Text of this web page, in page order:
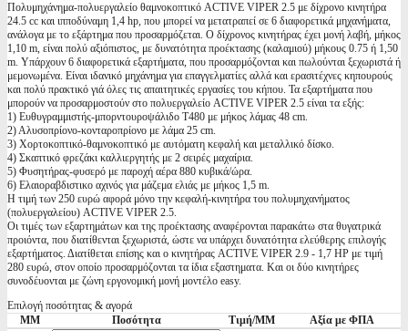
Πολυμηχάνημα-πολυεργαλείο θαμνοκοπτικό ACTIVE VIPER 2.5 με δίχρονο κινητήρα
24.5 cc και ιπποδύναμη 1,4 hp, που μπορεί να μετατραπεί σε 6 διαφορετικά μηχανήματα,
ανάλογα με το εξάρτημα που προσαρμόζεται. Ο δίχρονος κινητήρας έχει μονή λαβή, μήκος
1,10 m, είναι πολύ αξιόπιστος, με δυνατότητα προέκτασης (καλαμιού) μήκους 0.75 ή 1,50
m. Υπάρχουν 6 διαφορετικά εξαρτήματα, που προσαρμόζονται και πωλούνται ξεχωριστά ή
μεμονωμένα. Είναι ιδανικό μηχάνημα για επαγγελματίες αλλά και ερασιτέχνες κηπουρούς
και πολύ πρακτικό γιά όλες τις απαιτητικές εργασίες του κήπου. Τα εξαρτήματα που
μπορούν να προσαρμοστούν στο πολυεργαλείο ACTIVE VIPER 2.5 είναι τα εξής:
1) Eυθυγραμμιστής-μπορντουροψάλιδο T480 με μήκος λάμας 48 cm.
2) Αλυσοπρίονο-κονταροπρίονο με λάμα 25 cm.
3) Χορτοκοπτικό-θαμνοκοπτικό με αυτόματη κεφαλή και μεταλλικό δίσκο.
4) Σκαπτικό φρεζάκι καλλιεργητής με 2 σειρές μαχαίρια.
5) Φυσητήρας-φυσερό με παροχή αέρα 880 κυβικά/ώρα.
6) Ελαιοραβδιστικο αχινός για μάζεμα ελιάς με μήκος 1,5 m.
Η τιμή των 250 ευρώ αφορά μόνο την κεφαλή-κινητήρα του πολυμηχανήματος
(πολυεργαλείου) ACTIVE VIPER 2.5.
Οι τιμές των εξαρτημάτων και της προέκτασης αναφέρονται παρακάτω στα θυγατρικά
προιόντα, που διατίθενται ξεχωριστά, ώστε να υπάρχει δυνατότητα ελεύθερης επιλογής
εξαρτήματος. Διατίθεται επίσης και ο κινητήρας ACTIVE VIPER 2.9 - 1,7 HP με τιμή
280 ευρώ, στον οποίο προσαρμόζονται τα ίδια εξαστηματα. Και οι δύο κινητήρες
συνοδέυονται με ζώνη εργονομική μονή μοντέλο easy.
Επιλογή ποσότητας & αγορά
ΜΜ
Ποσότητα Τιμή/ΜΜ Αξία με ΦΠΑ